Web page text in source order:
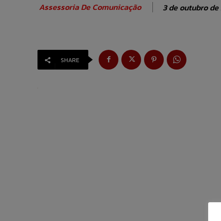
Assessoria De Comunicação 3 de outubro de
SHARE